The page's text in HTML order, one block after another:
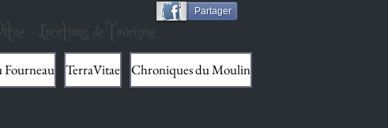
Partager
- Locations de Tourisme
TerraVitae Chroniques du Moulin